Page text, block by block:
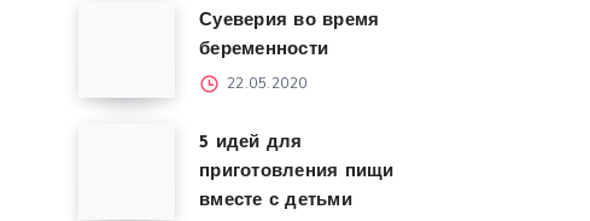
Суеверия во время
беременности
22.05.2020
5 идей для
приготовления пищи
вместе с детьми